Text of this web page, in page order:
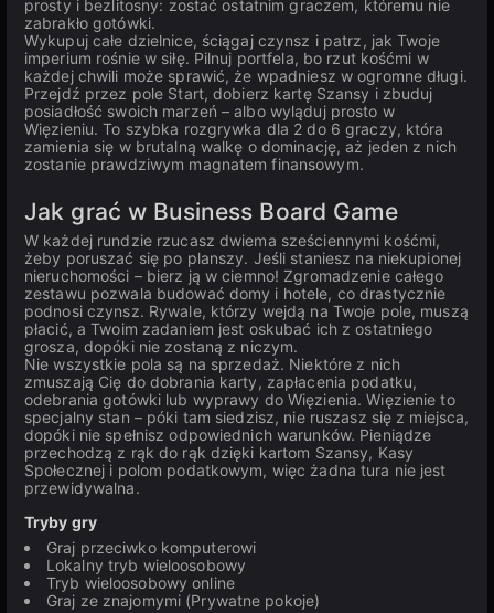
prosty i bezlitosny: zostać ostatnim graczem, któremu nie
zabrakło gotówki.
Wykupuj całe dzielnice, ściągaj czynsz i patrz, jak Twoje
imperium rośnie w siłę. Pilnuj portfela, bo rzut kośćmi w
każdej chwili może sprawić, że wpadniesz w ogromne długi.
Przejdź przez pole Start, dobierz kartę Szansy i zbuduj
posiadłość swoich marzeń – albo wyląduj prosto w
Więzieniu. To szybka rozgrywka dla 2 do 6 graczy, która
zamienia się w brutalną walkę o dominację, aż jeden z nich
zostanie prawdziwym magnatem finansowym.
Jak grać w Business Board Game
W każdej rundzie rzucasz dwiema sześciennymi kośćmi,
żeby poruszać się po planszy. Jeśli staniesz na niekupionej
nieruchomości – bierz ją w ciemno! Zgromadzenie całego
zestawu pozwala budować domy i hotele, co drastycznie
podnosi czynsz. Rywale, którzy wejdą na Twoje pole, muszą
płacić, a Twoim zadaniem jest oskubać ich z ostatniego
grosza, dopóki nie zostaną z niczym.
Nie wszystkie pola są na sprzedaż. Niektóre z nich
zmuszają Cię do dobrania karty, zapłacenia podatku,
odebrania gotówki lub wyprawy do Więzienia. Więzienie to
specjalny stan – póki tam siedzisz, nie ruszasz się z miejsca,
dopóki nie spełnisz odpowiednich warunków. Pieniądze
przechodzą z rąk do rąk dzięki kartom Szansy, Kasy
Społecznej i polom podatkowym, więc żadna tura nie jest
przewidywalna.
Tryby gry
Graj przeciwko komputerowi
Lokalny tryb wieloosobowy
Tryb wieloosobowy online
Graj ze znajomymi (Prywatne pokoje)